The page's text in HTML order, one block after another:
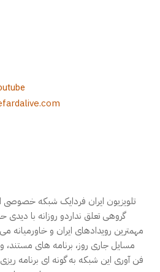
تلویزیون ایران فردایک شبکه
گروهی تعلق نداردو روزانه با
مسایل جاری روز، برنامه های
فن آوری این شبکه به گونه ای برنامه